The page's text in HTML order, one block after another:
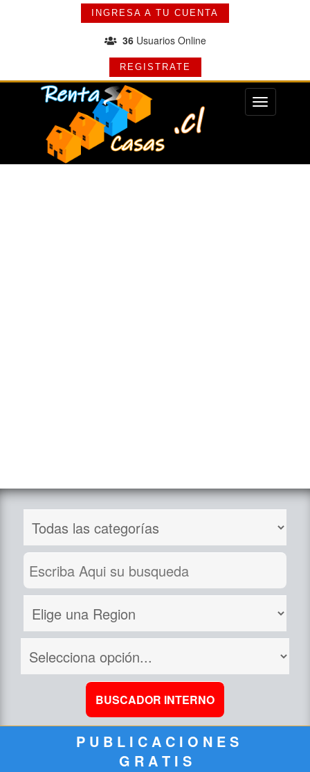
INGRESA A TU CUENTA
36Usuarios Online
REGISTRATE
Menu
P U B L I C A C I O N E S
G R A T I S